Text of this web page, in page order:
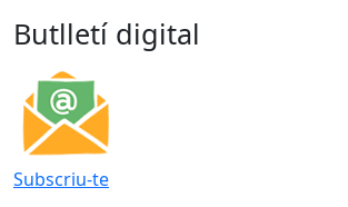
Butlletí digital
Subscriu-te